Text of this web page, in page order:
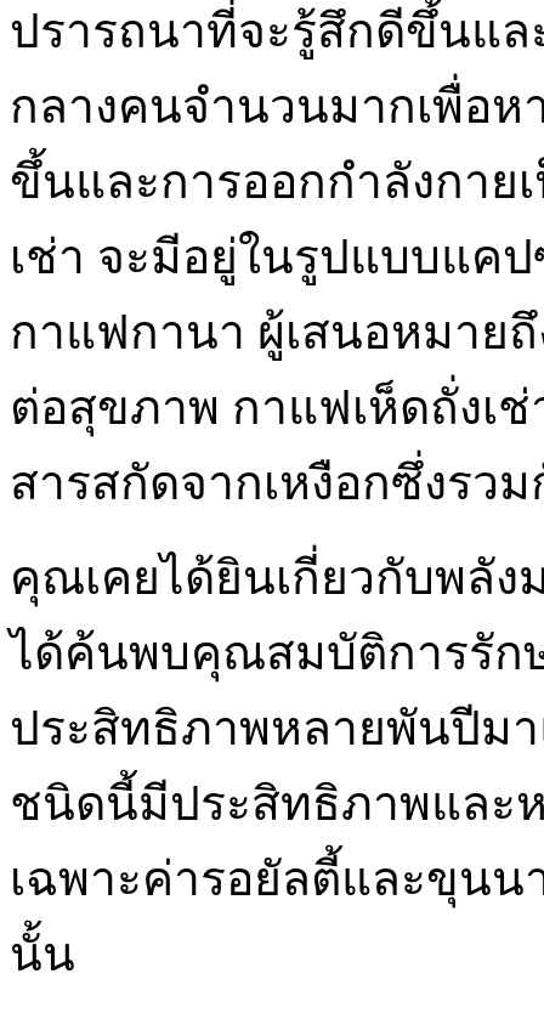
ปรารถนาที่จะรู้สึกดีขึ้นแ
กลางคนจำนวนมากเพื่อ
ขึ้นและการออกกำลังกาย
เช่า จะมีอยู่ในรูปแบบแค
กาแฟกานา ผู้เสนอหมาย
ต่อสุขภาพ กาแฟเห็ดถั่งเ
สารสกัดจากเหงือกซึ่งรว
คุณเคยได้ยินเกี่ยวกับพลัง
ได้ค้นพบคุณสมบัติการรัก
ประสิทธิภาพหลายพันปีม
ชนิดนี้มีประสิทธิภาพและ
เฉพาะค่ารอยัลตี้และขุน
นั้น